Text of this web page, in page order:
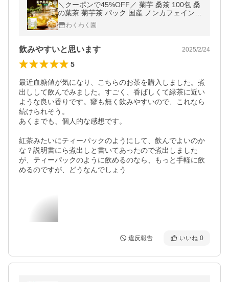
＼クーポンで45%OFF／ 菊芋 桑茶 100包 桑
の葉茶 菊芋茶 パック 国産 ノンカフェイン
イヌリン ティーバッグ
わくわく園
飲みやすいと思います 2025/2/24
5
最近血糖値が気になり、こちらのお茶を購入しました。煮
出しして飲んでみました。すごく、香ばしくて緑茶に近い
ような良い香りです。癖も無く飲みやすいので、これなら
続けられそう。
あくまでも、個人的な感想です。
紅茶みたいにティーパックのようにして、飲んでよいのか
な？説明書にら煮出しと書いてあったので煮出しました
が、ティーパックのように飲めるのなら、もっと手軽に飲
めるのですが、どうなんでしょう
違反報告 いいね 0